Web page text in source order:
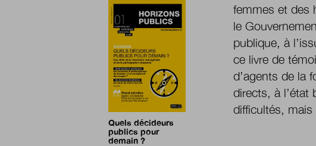
femmes et des
le
publique, à
ce livre de
d’agents de la
directs, à l’état
difficultés, mais
Quels décideurs
publics pour
demain ?